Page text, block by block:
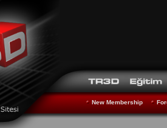
New Membership